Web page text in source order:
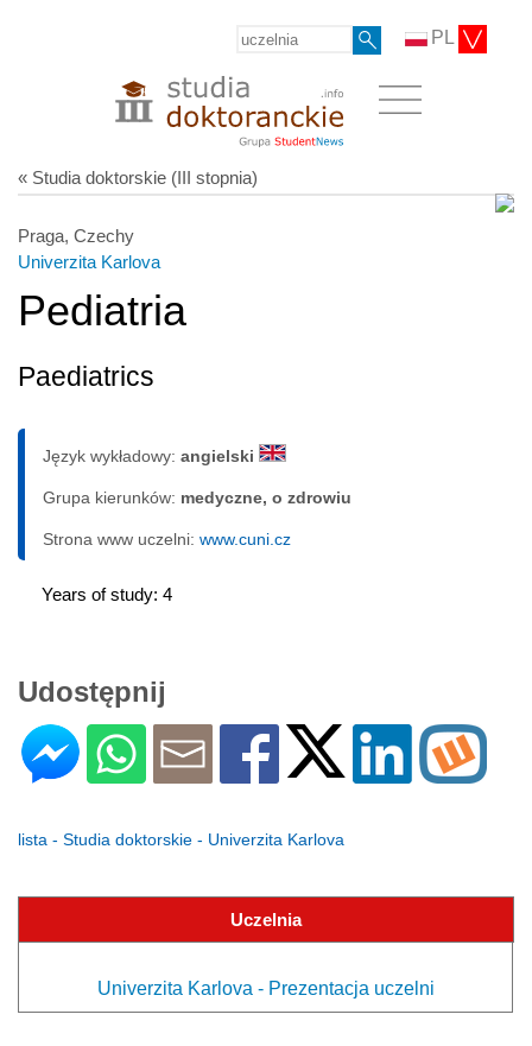
PL
« Studia doktorskie (III stopnia)
Praga, Czechy
Univerzita Karlova
Pediatria
Paediatrics
Język wykładowy: angielski
Grupa kierunków: medyczne, o zdrowiu
Strona www uczelni: www.cuni.cz
Years of study: 4
Udostępnij
lista - Studia doktorskie - Univerzita Karlova
Uczelnia
Univerzita Karlova - Prezentacja uczelni